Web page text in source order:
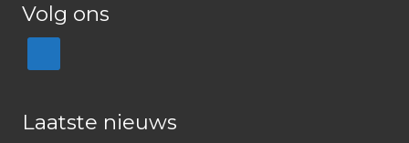
Volg ons
Laatste nieuws